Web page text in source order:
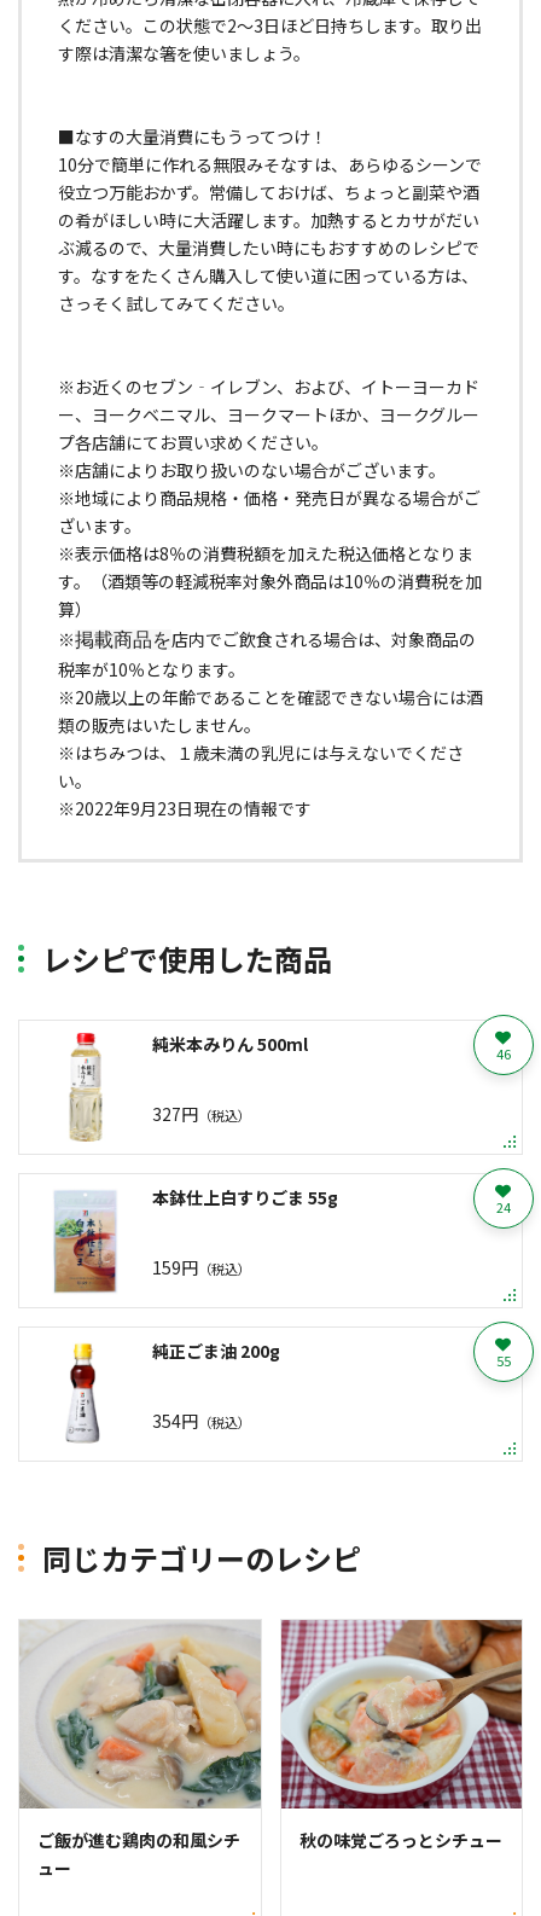
ください。この状態で2〜3日ほど日持ちします。取り出
す際は清潔な箸を使いましょう。
■なすの大量消費にもうってつけ！
10分で簡単に作れる無限みそなすは、あらゆるシーンで
役立つ万能おかず。常備しておけば、ちょっと副菜や酒
の肴がほしい時に大活躍します。加熱するとカサがだい
ぶ減るので、大量消費したい時にもおすすめのレシピで
す。なすをたくさん購入して使い道に困っている方は、
さっそく試してみてください。
※お近くのセブン‐イレブン、および、イトーヨーカド
ー、ヨークベニマル、ヨークマートほか、ヨークグルー
プ各店舗にてお買い求めください。
※店舗によりお取り扱いのない場合がございます。
※地域により商品規格・価格・発売日が異なる場合がご
ざいます。
※表示価格は8％の消費税額を加えた税込価格となりま
す。（酒類等の軽減税率対象外商品は10％の消費税を加
算）
※掲載商品を店内でご飲食される場合は、対象商品の
税率が10％となります。
※20歳以上の年齢であることを確認できない場合には酒
類の販売はいたしません。
※はちみつは、１歳未満の乳児には与えないでくださ
い。
※2022年9月23日現在の情報です
レシピで使用した商品
純米本みりん 500ml
327円 （税込）
46
本鉢仕上白すりごま 55g
159円 （税込）
24
純正ごま油 200g
354円 （税込）
55
同じカテゴリーのレシピ
ご飯が進む鶏肉の和風シチ
ュー
秋の味覚ごろっとシチュー